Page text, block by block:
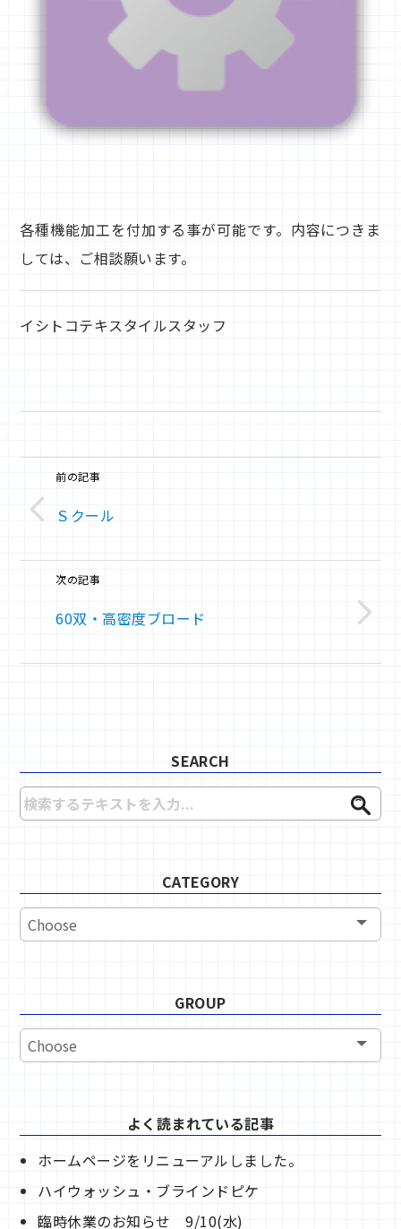
各種機能加工を付加する事が可能です。内容につきま
しては、ご相談願います。
イシトコテキスタイルスタッフ
前の記事
Ｓクール
次の記事
60双・高密度ブロード
SEARCH
CATEGORY
GROUP
よく読まれている記事
ホームページをリニューアルしました。
ハイウォッシュ・ブラインドピケ
臨時休業のお知らせ 9/10(水)